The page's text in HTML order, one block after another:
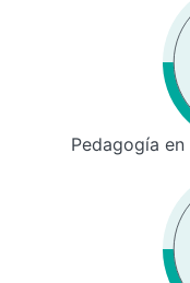
Pedagogía